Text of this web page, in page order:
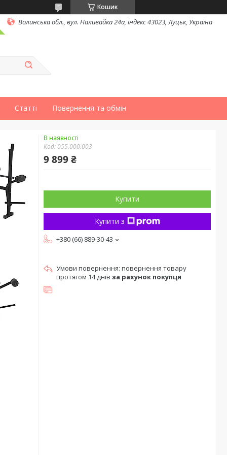
Кошик
Волинська обл., вул. Наливайка 24а, індекс 43023, Луцьк, Україна
Статті Повернення та обмін
В наявності
Код: 055.000.003
9 899 ₴
Купити
Купити з
+380 (66) 889-30-43
повернення товару
протягом 14 днів за рахунок покупця